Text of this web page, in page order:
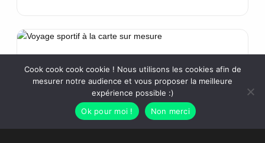
Cook cook cook cookie ! Nous utilisons les cookies afin de
mesurer notre audience et vous proposer la meilleure
expérience possible :)
Ok pour moi !
Non merci